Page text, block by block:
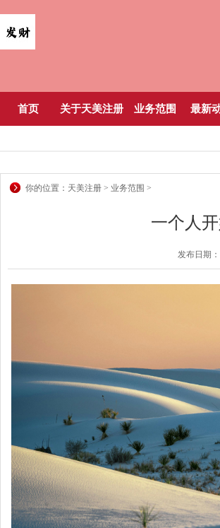
首页 关于天美注册 业务范围 最新
你的位置： 天美注册 > 业务范围 >
一个人
发布日期